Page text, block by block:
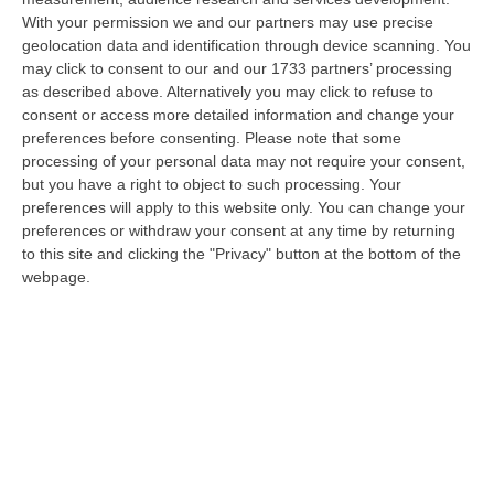
With your permission we and our partners may use precise
geolocation data and identification through device scanning. You
may click to consent to our and our 1733 partners’ processing
as described above. Alternatively you may click to refuse to
consent or access more detailed information and change your
preferences before consenting. Please note that some
processing of your personal data may not require your consent,
but you have a right to object to such processing. Your
preferences will apply to this website only. You can change your
preferences or withdraw your consent at any time by returning
to this site and clicking the "Privacy" button at the bottom of the
webpage.
Meteo, Ondata Di Caldo Estremo Fino A Ferragosto
“Nella giornata di oggi ancora temporali, in alcuni casi molto intensi, sui
rilievi di Alpi e Appennini, e in locale estensione fin verso le…
09 Agosto, 15:10
Razionalizzazione Della Spesa Sanitaria E Acquisti Sotto Controllo.
La Strategia “anti-Sprechi” Della Regione
“CATANZARO La razionalizzazione della spesa sanitaria passa dalla
centralizzazione degli acquisti. È una delle direttrici individuate dalla…
09 Agosto, 14:37